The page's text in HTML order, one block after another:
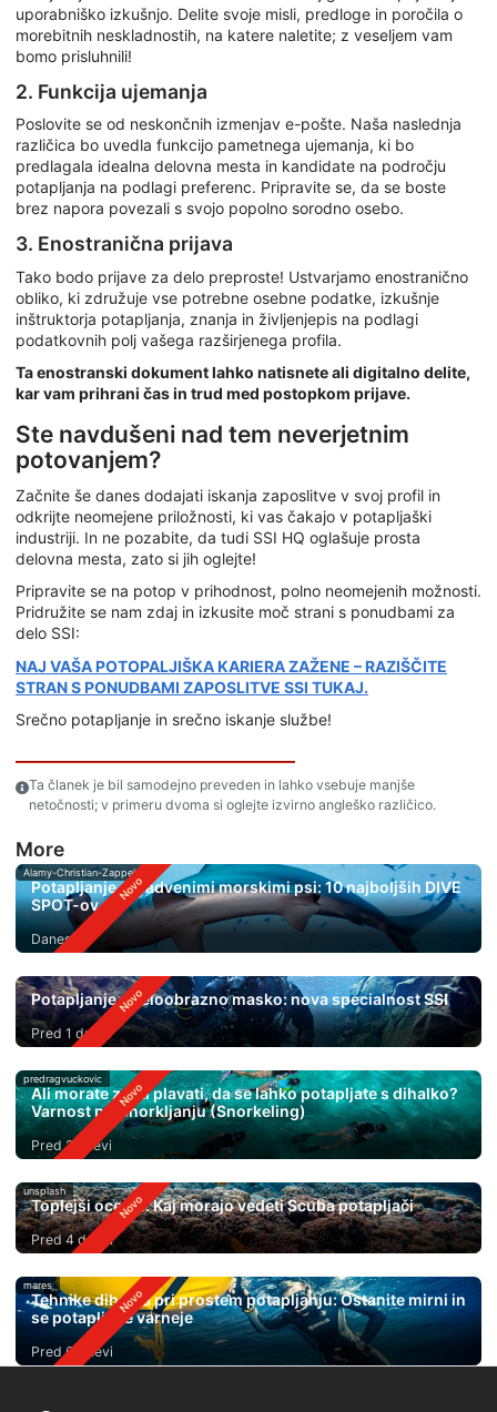
uporabniško izkušnjo. Delite svoje misli, predloge in poročila o
morebitnih neskladnostih, na katere naletite; z veseljem vam
bomo prisluhnili!
2. Funkcija ujemanja
Poslovite se od neskončnih izmenjav e-pošte. Naša naslednja
različica bo uvedla funkcijo pametnega ujemanja, ki bo
predlagala idealna delovna mesta in kandidate na področju
potapljanja na podlagi preferenc. Pripravite se, da se boste
brez napora povezali s svojo popolno sorodno osebo.
3. Enostranična prijava
Tako bodo prijave za delo preproste! Ustvarjamo enostranično
obliko, ki združuje vse potrebne osebne podatke, izkušnje
inštruktorja potapljanja, znanja in življenjepis na podlagi
podatkovnih polj vašega razširjenega profila.
Ta enostranski dokument lahko natisnete ali digitalno delite,
kar vam prihrani čas in trud med postopkom prijave.
Ste navdušeni nad tem neverjetnim
potovanjem?
Začnite še danes dodajati iskanja zaposlitve v svoj profil in
odkrijte neomejene priložnosti, ki vas čakajo v potapljaški
industriji. In ne pozabite, da tudi SSI HQ oglašuje prosta
delovna mesta, zato si jih oglejte!
Pripravite se na potop v prihodnost, polno neomejenih možnosti.
Pridružite se nam zdaj in izkusite moč strani s ponudbami za
delo SSI:
NAJ VAŠA POTOPALJIŠKA KARIERA ZAŽENE – RAZIŠČITE
STRAN S PONUDBAMI ZAPOSLITVE SSI TUKAJ.
Srečno potapljanje in srečno iskanje službe!
Ta članek je bil samodejno preveden in lahko vsebuje manjše
netočnosti; v primeru dvoma si oglejte izvirno angleško različico.
More
Alamy-Christian-Zappel
Potapljanje s kladvenimi morskimi psi: 10 najboljših DIVE
SPOT-ov
Danes
Potapljanje s celoobrazno masko: nova specialnost SSI
Pred 1 dnem
predragvuckovic
Ali morate znati plavati, da se lahko potapljate s dihalko?
Varnost pri Snorkljanju (Snorkeling)
Pred 2 dnevi
unsplash
Toplejši oceani: Kaj morajo vedeti Scuba potapljači
Pred 4 dnevi
mares
Tehnike dihanja pri prostem potapljanju: Ostanite mirni in
se potapljajte varneje
Pred 6 dnevi